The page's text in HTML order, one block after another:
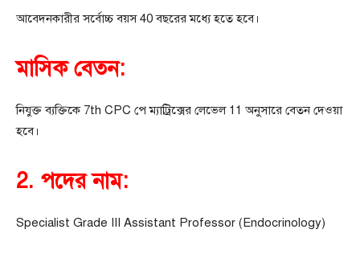
আবেদনকারীর সর্বোচ্চ বয়স 40 বছরের মধ্যে হতে হবে।
মাসিক বেতন:
নিযুক্ত ব্যক্তিকে 7th CPC পে ম্যাট্রিক্সের লেভেল 11 অনুসারে বেতন দেওয়া
হবে।
2. পদের নাম:
Specialist Grade III Assistant Professor (Endocrinology)